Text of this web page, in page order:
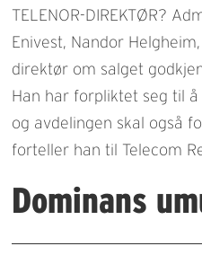
TELENOR-DIREKTØR?
Enivest, Nandor
direktør om salget
Han har forpliktet seg til
og avdelingen skal også
forteller han til Telecom
Dominans